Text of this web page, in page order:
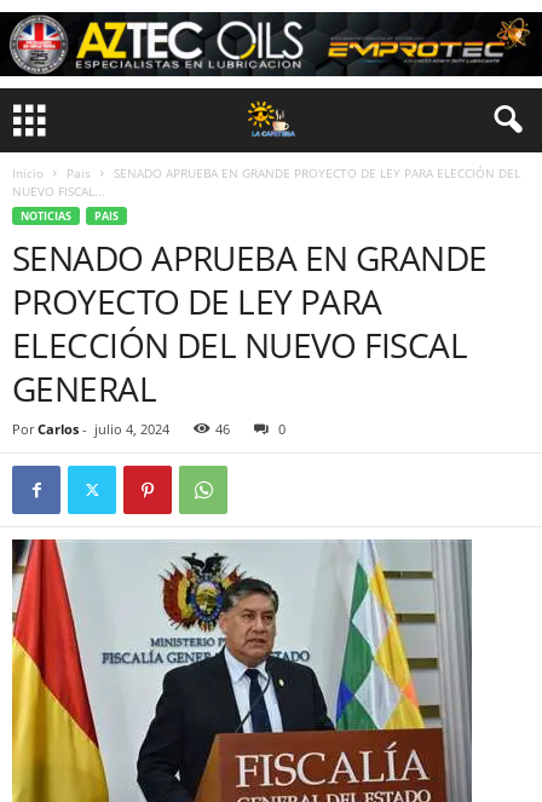
Inicio Pais
SENADO APRUEBA EN GRANDE PROYECTO DE LEY PARA ELECCIÓN DEL
NUEVO FISCAL...
NOTICIAS PAIS
SENADO APRUEBA EN GRANDE
PROYECTO DE LEY PARA
ELECCIÓN DEL NUEVO FISCAL
GENERAL
Por Carlos - julio 4, 2024 46 0